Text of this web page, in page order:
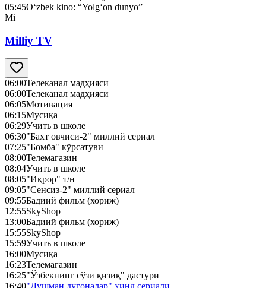
05:45O‘zbek kino: “Yolg‘on dunyo”
Mi
Milliy TV
06:00Телеканал мадҳияси
06:00Телеканал мадҳияси
06:05Мотивация
06:15Мусиқа
06:29Учить в школе
06:30"Бахт овчиси-2" миллий сериал
07:25"Бомба" кўрсатуви
08:00Телемагазин
08:04Учить в школе
08:05"Иқрор" т/н
09:05"Сенсиз-2" миллий сериал
09:55Бадиий фильм (хориж)
12:55SkyShop
13:00Бадиий фильм (хориж)
15:55SkyShop
15:59Учить в школе
16:00Мусиқа
16:23Телемагазин
16:25"Ўзбекнинг сўзи қизиқ" дастури